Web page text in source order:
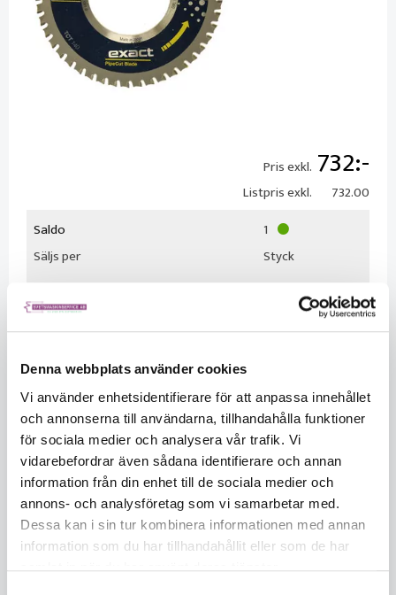
Denna webbplats använder cookies
Vi använder enhetsidentifierare för att anpassa innehållet
och annonserna till användarna, tillhandahålla funktioner
för sociala medier och analysera vår trafik. Vi
vidarebefordrar även sådana identifierare och annan
information från din enhet till de sociala medier och
annons- och analysföretag som vi samarbetar med.
Dessa kan i sin tur kombinera informationen med annan
information som du har tillhandahållit eller som de har
Pris exkl. 732
Listpris exkl.
732.00
Saldo
1
Säljs per
Styck
KÖP
Beskrivning
Sågklinga med volframkarbidspetsar för allmänt bruk.
Lämplig för skärning av stål, koppar, aluminium och plast. TCT-
bladen kan slipas ett par gånger så att de blir som nya.